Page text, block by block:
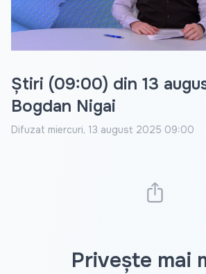
Știri (09:00) din 13
Bogdan Nigai
Difuzat miercuri, 13 august 2025 09:00
Privește mai